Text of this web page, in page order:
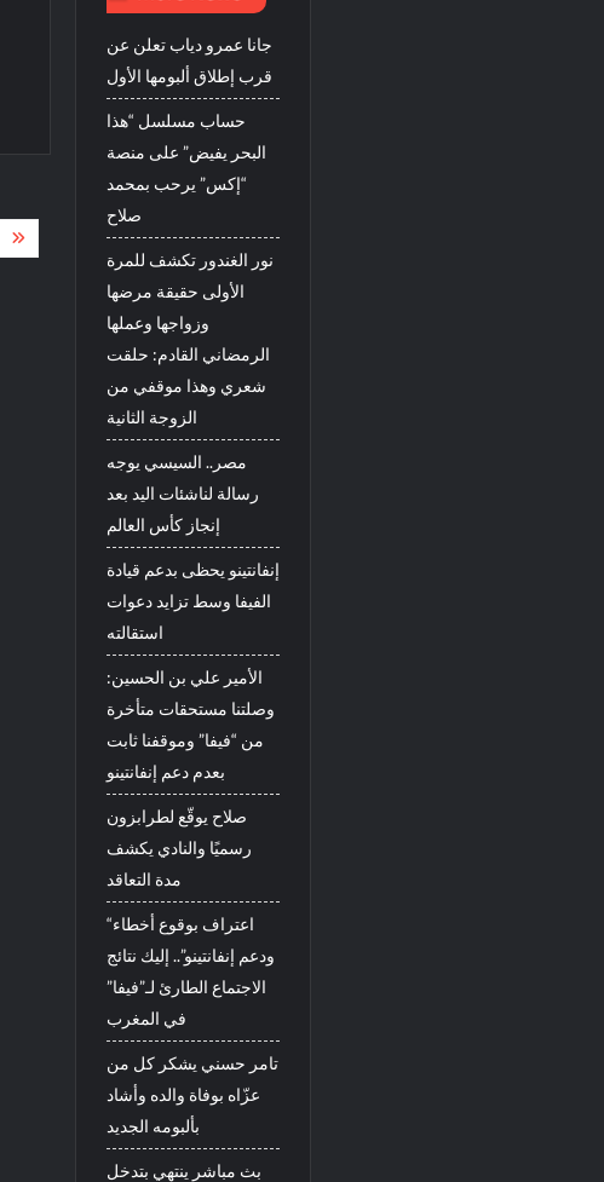
جانا عمرو دياب تعلن عن
قرب إطلاق ألبومها الأول
حساب مسلسل “هذا
البحر يفيض” على منصة
“إكس” يرحب بمحمد
صلاح
نور الغندور تكشف للمرة
الأولى حقيقة مرضها
وزواجها وعملها
الرمضاني القادم: حلقت
شعري وهذا موقفي من
الزوجة الثانية
مصر.. السيسي يوجه
رسالة لناشئات اليد بعد
إنجاز كأس العالم
إنفانتينو يحظى بدعم قيادة
الفيفا وسط تزايد دعوات
استقالته
الأمير علي بن الحسين:
وصلتنا مستحقات متأخرة
من “فيفا” وموقفنا ثابت
بعدم دعم إنفانتينو
صلاح يوقّع لطرابزون
رسميًا والنادي يكشف
مدة التعاقد
“اعتراف بوقوع أخطاء
ودعم إنفانتينو”.. إليك نتائج
الاجتماع الطارئ لـ”فيفا”
في المغرب
تامر حسني يشكر كل من
عزّاه بوفاة والده وأشاد
بألبومه الجديد
بث مباشر ينتهي بتدخل